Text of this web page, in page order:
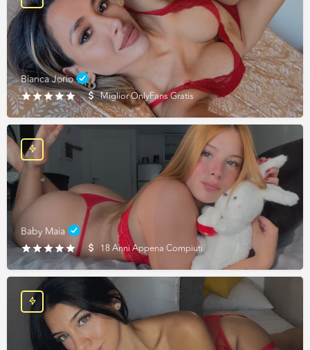
Bianca Jorio
Miglior OnlyFans Gratis
Baby Maia
18 Anni Appena Compiuti